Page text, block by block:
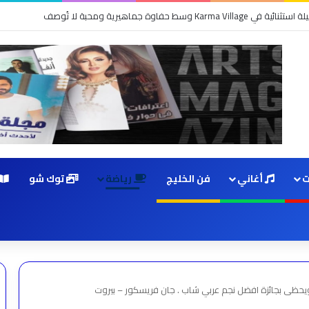
أغاني فن الخليج رياضة توك شو
بجائزة افضل نجم عربي شاب . جان فريسكور – بيروت